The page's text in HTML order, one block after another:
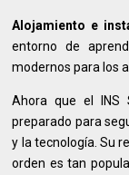
Alojamiento e
entorno de
modernos para los
Ahora que el INS
preparado para
y la tecnología. Su
orden es tan